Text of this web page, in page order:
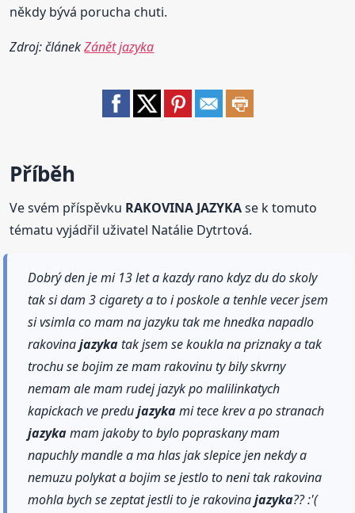
někdy bývá porucha chuti.
Zdroj: článekZánět jazyka
Příběh
Ve svém příspěvku RAKOVINA JAZYKAse k tomuto
tématu vyjádřil uživatel Natálie Dytrtová.
Dobrý den je mi 13 let a kazdy rano kdyz du do skoly
tak si dam 3 cigarety a to i poskole a tenhle vecer jsem
si vsimla co mam na jazyku tak me hnedka napadlo
rakovinajazykatak jsem se koukla na priznaky a tak
trochu se bojim ze mam rakovinu ty bily skvrny
nemam ale mam rudej jazyk po malilinkatych
kapickach ve predujazykami tece krev a po stranach
jazykamam jakoby to bylo popraskany mam
napuchly mandle a ma hlas jak slepice jen nekdy a
nemuzu polykat a bojim se jestlo to neni tak rakovina
mohla bych se zeptat jestli to je rakovinajazyka?? :'(